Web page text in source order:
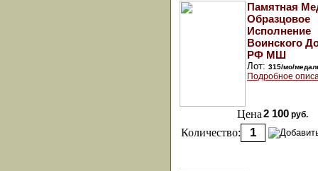
Памятная
Образцовое
Исполнение
Воинского
РФ МШ
Лот: 315/мо/
Подробное
Цена2 100 руб.
Количество: